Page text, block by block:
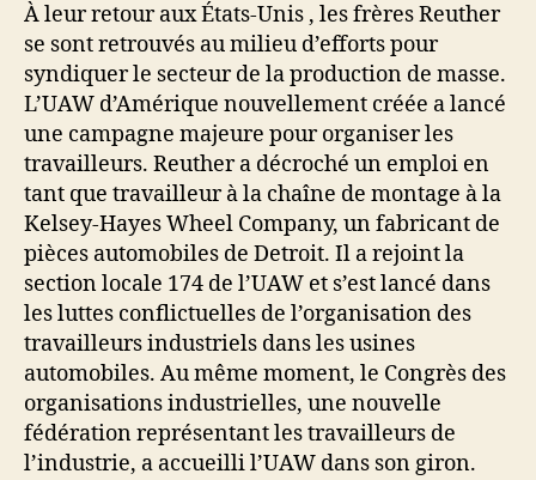
À leur retour aux États-Unis , les frères Reuther
se sont retrouvés au milieu d’efforts pour
syndiquer le secteur de la production de masse.
L’UAW d’Amérique nouvellement créée a lancé
une campagne majeure pour organiser les
travailleurs. Reuther a décroché un emploi en
tant que travailleur à la chaîne de montage à la
Kelsey-Hayes Wheel Company, un fabricant de
pièces automobiles de Detroit. Il a rejoint la
section locale 174 de l’UAW et s’est lancé dans
les luttes conflictuelles de l’organisation des
travailleurs industriels dans les usines
automobiles. Au même moment, le Congrès des
organisations industrielles, une nouvelle
fédération représentant les travailleurs de
l’industrie, a accueilli l’UAW dans son giron.